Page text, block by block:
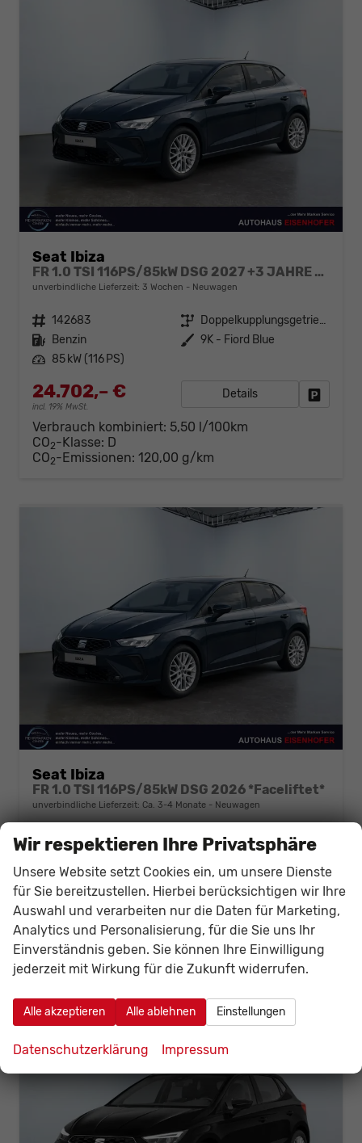
Seat Ibiza
FR 1.0 TSI 116PS/85kW DSG 2027 +3 JAHRE ERW. GARANTIE+18" ALU PERFORMANCE+KESSY+FULL LED+SAFE&DRIVING XL+ANHÄNGER VORBEREITUNG+10,25" DIGITAL COCKPIT
unverbindliche Lieferzeit: 3 Wochen Neuwagen
Fahrzeugnr. 142683 Getriebe
Doppelkupplungsgetriebe (DSG)
Kraftstoff Benzin Außenfarbe 9K - Fiord Blue
Leistung 85 kW (116 PS)
24.702,– €
incl. 19% MwSt.
Details
Verbrauch kombiniert: 5,50 l/100km
CO2-Klasse: D
CO2-Emissionen: 120,00 g/km
Seat Ibiza
FR 1.0 TSI 116PS/85kW DSG 2026 *Faceliftet*
unverbindliche Lieferzeit: Ca. 3-4 Monate Neuwagen
Fahrzeugnr. 141103 Getriebe
Benzin 85 kW (116 PS)
24.863,– €
incl. 19% MwSt.
Details
Verbrauch kombiniert:5,50 l/100km
CO 2 -Klasse:
CO -Emissionen:120,00 g/km
Wir respektieren Ihre Privatsphäre
Unsere Website setzt Cookies ein, um unsere Dienste
für Sie bereitzustellen. Hierbei berücksichtigen wir Ihre
Auswahl und verarbeiten nur die Daten für Marketing,
Analytics und Personalisierung, für die Sie uns Ihr
Einverständnis geben. Sie können Ihre Einwilligung
jederzeit mit Wirkung für die Zukunft widerrufen.
Alle akzeptieren Alle ablehnen Einstellungen
Datenschutzerklärung Impressum